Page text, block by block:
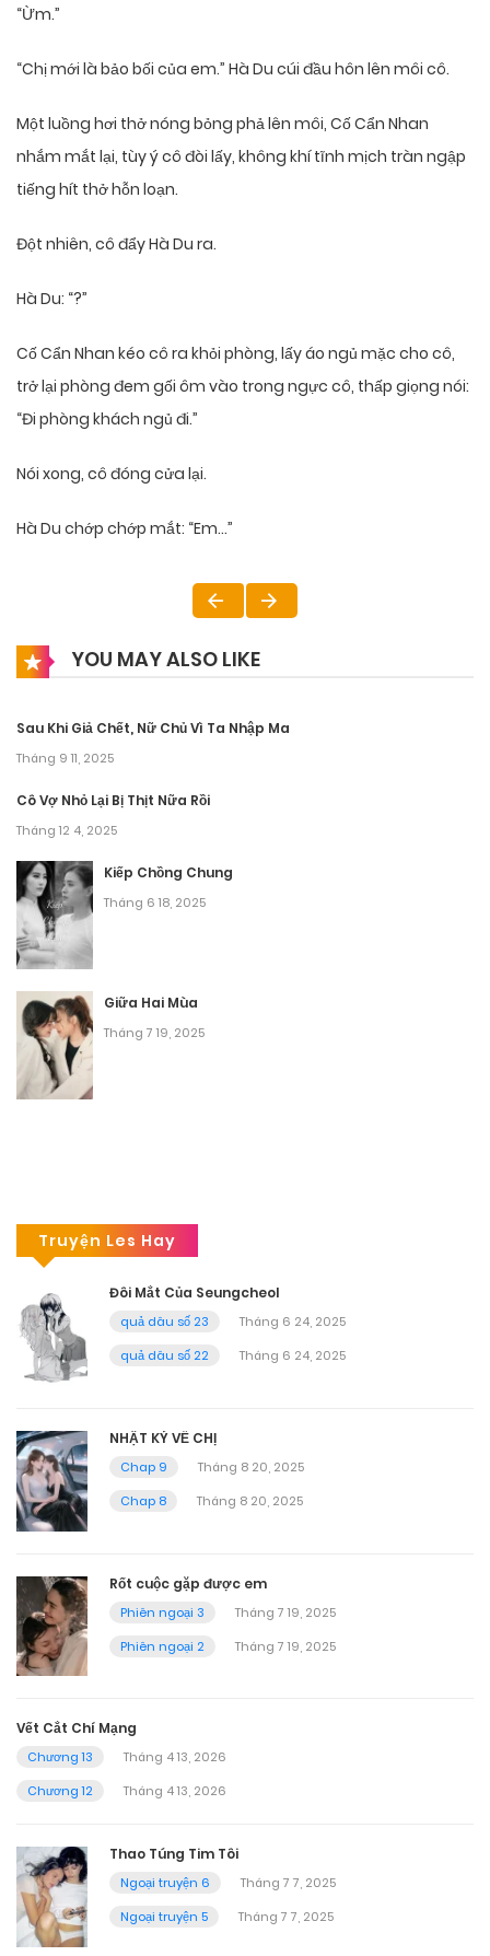
“Ừm.”
“Chị mới là bảo bối của em.” Hà Du cúi đầu hôn lên môi cô.
Một luồng hơi thở nóng bỏng phả lên môi, Cố Cẩn Nhan
nhắm mắt lại, tùy ý cô đòi lấy, không khí tĩnh mịch tràn ngập
tiếng hít thở hỗn loạn.
Đột nhiên, cô đẩy Hà Du ra.
Hà Du: “?”
Cố Cẩn Nhan kéo cô ra khỏi phòng, lấy áo ngủ mặc cho cô,
trở lại phòng đem gối ôm vào trong ngực cô, thấp giọng nói:
“Đi phòng khách ngủ đi.”
Nói xong, cô đóng cửa lại.
Hà Du chớp chớp mắt: “Em…”
YOU MAY ALSO LIKE
Sau Khi Giả Chết, Nữ Chủ Vì Ta Nhập Ma
Tháng 9 11, 2025
Cô Vợ Nhỏ Lại Bị Thịt Nữa Rồi
Tháng 12 4, 2025
Kiếp Chồng Chung
Tháng 6 18, 2025
Giữa Hai Mùa
Tháng 7 19, 2025
Truyện Les Hay
Đôi Mắt Của Seungcheol
quả dâu số 23
Tháng 6 24, 2025
quả dâu số 22
Tháng 6 24, 2025
NHẬT KÝ VỀ CHỊ
Chap 9
Tháng 8 20, 2025
Chap 8
Tháng 8 20, 2025
Rốt cuộc gặp được em
Phiên ngoại 3
Tháng 7 19, 2025
Phiên ngoại 2
Tháng 7 19, 2025
Vết Cắt Chí Mạng
Chương 13
Tháng 4 13, 2026
Chương 12
Tháng 4 13, 2026
Thao Túng Tim Tôi
Ngoại truyện 6
Tháng 7 7, 2025
Ngoại truyện 5
Tháng 7 7, 2025